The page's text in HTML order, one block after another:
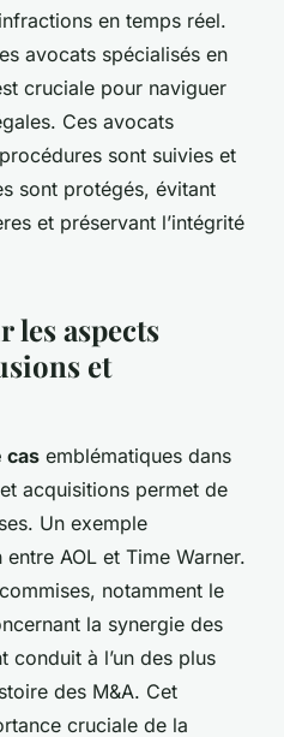
en temps réel.
avocats spécialisés en
cruciale pour naviguer
Ces avocats
sont suivies et
sont protégés, évitant
et préservant l’intégrité
les aspects
et
cas emblématiques dans
acquisitions permet de
Un exemple
AOL et Time Warner.
commises, notamment le
la synergie des
conduit à l’un des plus
des M&A. Cet
cruciale de la